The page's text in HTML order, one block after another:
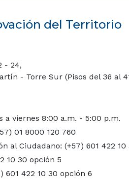
del Territorio
- 24,
- Torre Sur (Pisos del 36 al
a viernes 8:00 a.m. - 5:00 p.m.
01 8000 120 760
al Ciudadano: (+57) 601 422
10 30 opción 5
422 10 30 opción 6